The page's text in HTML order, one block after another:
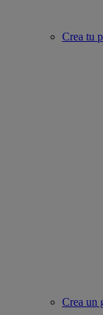
Crea tu
Crea un